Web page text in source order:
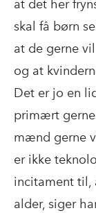
at det her
skal få børn
at de gerne
og at
Det er jo en
primært
mænd gerne
er ikke
incitament til,
alder, siger